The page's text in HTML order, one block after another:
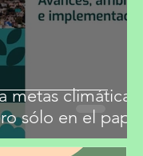
metas climáticas
sólo en el papel